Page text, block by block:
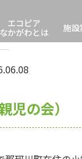
エコピア
なかがわとは
施設
イベ
児の会）